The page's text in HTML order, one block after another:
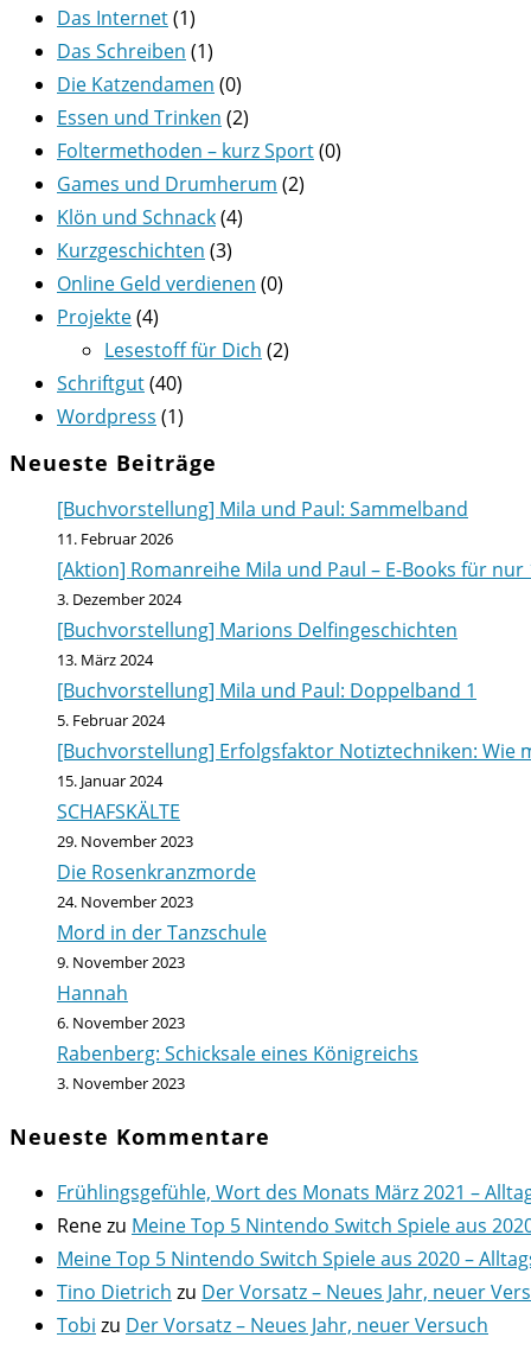
Das Internet(1)
Das Schreiben (1)
Die Katzendamen (0)
Essen und Trinken (2)
Foltermethoden – kurz Sport(0)
Games und Drumherum (2)
Klön und Schnack(4)
Kurzgeschichten (3)
Online Geld verdienen (0)
Projekte(4)
Lesestoff für Dich (2)
Schriftgut(40)
Wordpress (1)
Neueste Beiträge
[Buchvorstellung] Mila und Paul: Sammelband
11. Februar 2026
[Aktion] Romanreihe Mila und Paul – E-Books für nur
3. Dezember 2024
[Buchvorstellung] Marions Delfingeschichten
13. März 2024
[Buchvorstellung] Mila und Paul: Doppelband 1
5. Februar 2024
[Buchvorstellung] Erfolgsfaktor Notiztechniken:
15. Januar 2024
SCHAFSKÄLTE
29. November 2023
Die Rosenkranzmorde
24. November 2023
Mord in der Tanzschule
9. November 2023
Hannah
6. November 2023
Rabenberg: Schicksale eines Königreichs
3. November 2023
Neueste Kommentare
Frühlingsgefühle, Wort des Monats März 2021 –
Renezu Meine Top 5 Nintendo Switch Spiele aus
Meine Top 5 Nintendo Switch Spiele aus 2020 –
Tino Dietrich zu Der Vorsatz – Neues Jahr, neuer
Tobi zu Der Vorsatz – Neues Jahr, neuer Versuch